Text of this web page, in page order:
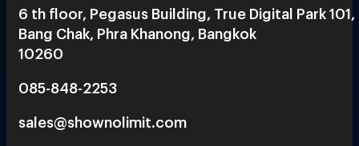
6 th floor, Pegasus Building, True Digital Park 101,
Bang Chak, Phra Khanong, Bangkok
10260
085-848-2253
sales@shownolimit.com